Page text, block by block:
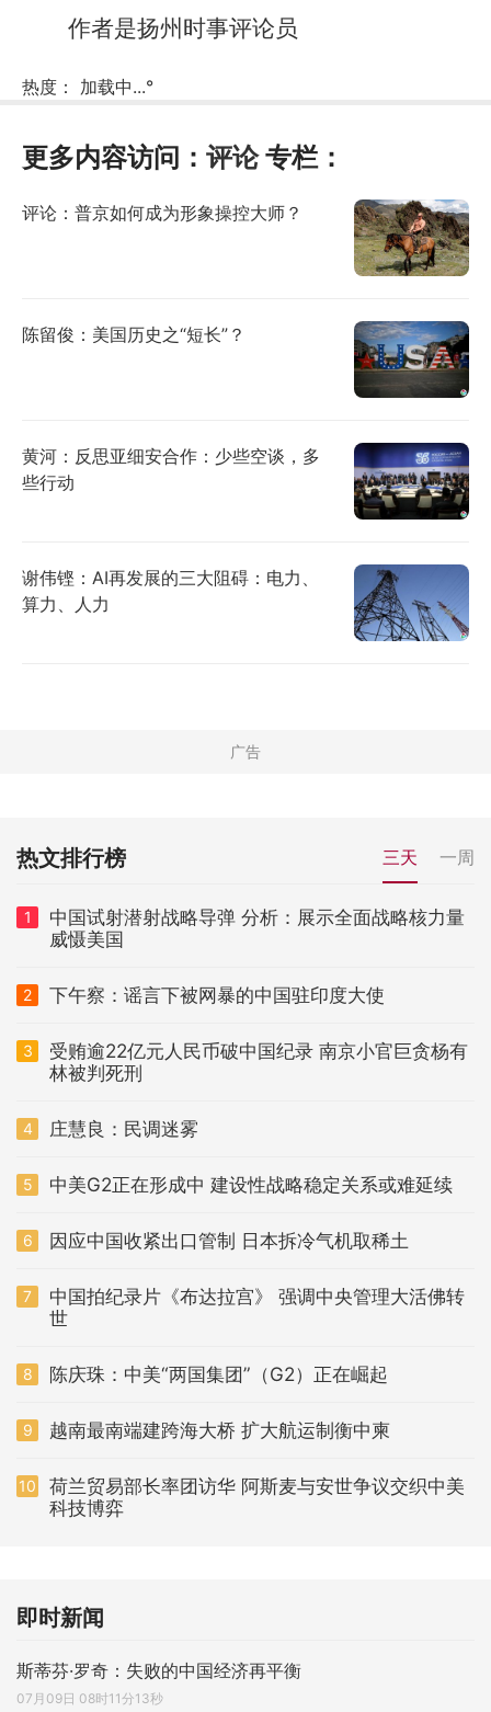
作者是扬州时事评论员
热度： 加载中...°
更多内容访问： 评论专栏：
评论：普京如何成为形象操控大师？
陈留俊：美国历史之“短长”？
黄河：反思亚细安合作：少些空谈，多
些行动
谢伟铿：AI再发展的三大阻碍：电力、
算力、人力
热文排行榜 三天 一周
1
中国试射潜射战略导弹 分析：展示全面战略核力量
威慑美国
2 下午察：谣言下被网暴的中国驻印度大使
3
受贿逾22亿元人民币破中国纪录 南京小官巨贪杨有
林被判死刑
4 庄慧良：民调迷雾
5 中美G2正在形成中 建设性战略稳定关系或难延续
6 因应中国收紧出口管制 日本拆冷气机取稀土
7
中国拍纪录片《布达拉宫》 强调中央管理大活佛转
世
8 陈庆珠：中美“两国集团”（G2）正在崛起
9 越南最南端建跨海大桥 扩大航运制衡中柬
10
荷兰贸易部长率团访华 阿斯麦与安世争议交织中美
科技博弈
即时新闻
斯蒂芬·罗奇：失败的中国经济再平衡
07月09日 08时11分13秒